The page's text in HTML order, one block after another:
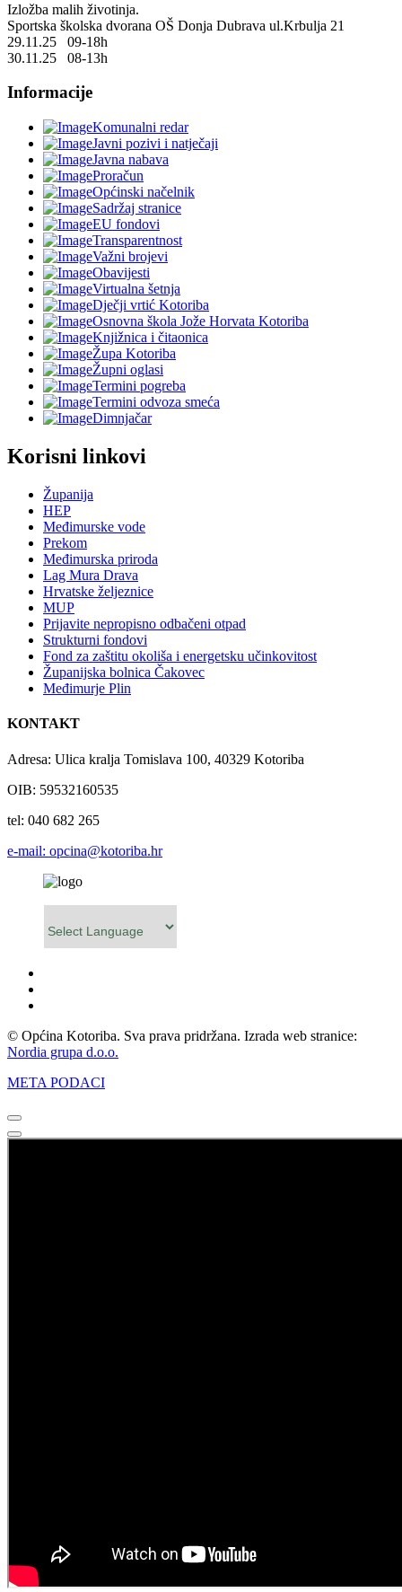
Izložba malih životinja.
Sportska školska dvorana OŠ Donja Dubrava ul.Krbulja 21
29.11.25 09-18h
30.11.25 08-13h
Informacije
Komunalni redar
Javni pozivi i natječaji
Javna nabava
Proračun
Općinski načelnik
Sadržaj stranice
EU fondovi
Transparentnost
Važni brojevi
Obavijesti
Virtualna šetnja
Dječji vrtić Kotoriba
Osnovna škola Jože Horvata Kotoriba
Knjižnica i čitaonica
Župa Kotoriba
Župni oglasi
Termini pogreba
Termini odvoza smeća
Dimnjačar
Korisni linkovi
Županija
HEP
Međimurske vode
Prekom
Međimurska priroda
Lag Mura Drava
Hrvatske željeznice
MUP
Prijavite nepropisno odbačeni otpad
Strukturni fondovi
Fond za zaštitu okoliša i energetsku učinkovitost
Županijska bolnica Čakovec
Međimurje Plin
KONTAKT
Adresa: Ulica kralja Tomislava 100, 40329 Kotoriba
OIB: 59532160535
tel: 040 682 265
e-mail: opcina@kotoriba.hr
© Općina Kotoriba. Sva prava pridržana. Izrada web stranice:
Nordia grupa d.o.o.
META PODACI